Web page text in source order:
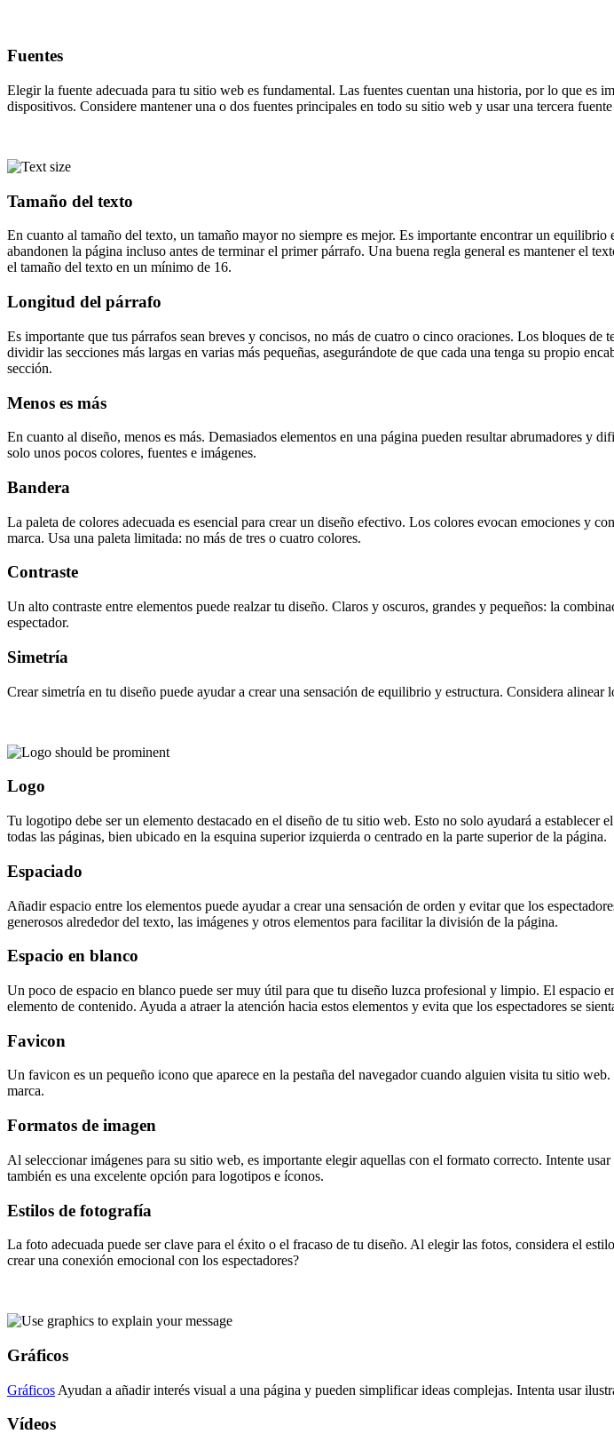
Fuentes
Elegir la fuente adecuada para tu sitio web es fundamental. Las fuentes cuentan una historia, por lo que es
dispositivos. Considere mantener una o dos fuentes principales en todo su sitio web y usar una tercera
Tamaño del texto
En cuanto al tamaño del texto, un tamaño mayor no siempre es mejor. Es importante encontrar un
abandonen la página incluso antes de terminar el primer párrafo. Una buena regla general es mantener el
el tamaño del texto en un mínimo de 16.
Longitud del párrafo
Es importante que tus párrafos sean breves y concisos, no más de cuatro o cinco oraciones. Los bloques
dividir las secciones más largas en varias más pequeñas, asegurándote de que cada una tenga su propio
sección.
Menos es más
En cuanto al diseño, menos es más. Demasiados elementos en una página pueden resultar abrumadores
solo unos pocos colores, fuentes e imágenes.
Bandera
La paleta de colores adecuada es esencial para crear un diseño efectivo. Los colores evocan emociones y
marca. Usa una paleta limitada: no más de tres o cuatro colores.
Contraste
Un alto contraste entre elementos puede realzar tu diseño. Claros y oscuros, grandes y pequeños: la
espectador.
Simetría
Crear simetría en tu diseño puede ayudar a crear una sensación de equilibrio y estructura. Considera
Logo
Tu logotipo debe ser un elemento destacado en el diseño de tu sitio web. Esto no solo ayudará a
todas las páginas, bien ubicado en la esquina superior izquierda o centrado en la parte superior de la página.
Espaciado
Añadir espacio entre los elementos puede ayudar a crear una sensación de orden y evitar que los
generosos alrededor del texto, las imágenes y otros elementos para facilitar la división de la página.
Espacio en blanco
Un poco de espacio en blanco puede ser muy útil para que tu diseño luzca profesional y limpio. El espacio
elemento de contenido. Ayuda a atraer la atención hacia estos elementos y evita que los espectadores se
Favicon
Un favicon es un pequeño icono que aparece en la pestaña del navegador cuando alguien visita tu sitio
marca.
Formatos de imagen
Al seleccionar imágenes para su sitio web, es importante elegir aquellas con el formato correcto. Intente
también es una excelente opción para logotipos e íconos.
Estilos de fotografía
La foto adecuada puede ser clave para el éxito o el fracaso de tu diseño. Al elegir las fotos, considera el
crear una conexión emocional con los espectadores?
Gráficos
Gráficos Ayudan a añadir interés visual a una página y pueden simplificar ideas complejas. Intenta usar
Vídeos